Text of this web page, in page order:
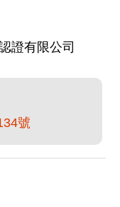
證有限公司
號